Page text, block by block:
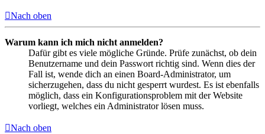
Nach oben
Warum kann ich mich nicht anmelden?
Dafür gibt es viele mögliche Gründe. Prüfe zunächst, ob dein
Benutzername und dein Passwort richtig sind. Wenn dies der
Fall ist, wende dich an einen Board-Administrator, um
sicherzugehen, dass du nicht gesperrt wurdest. Es ist ebenfalls
möglich, dass ein Konfigurationsproblem mit der Website
vorliegt, welches ein Administrator lösen muss.
Nach oben